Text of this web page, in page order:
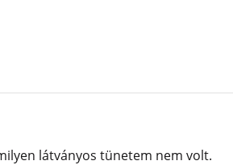
látványos tünetem nem volt.